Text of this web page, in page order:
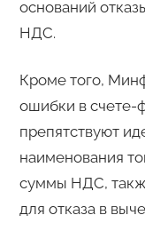
оснований
НДС.
Кроме того,
ошибки в счете-
препятствуют
наименования
суммы НДС,
для отказа в